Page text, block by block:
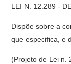
LEI N. 12.289 -
Dispõe sobre a
que especifica, e
(Projeto de Lei n.